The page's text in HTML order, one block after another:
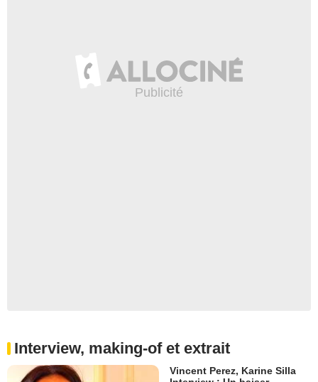
Interview, making-of et extrait
Vincent Perez, Karine Silla